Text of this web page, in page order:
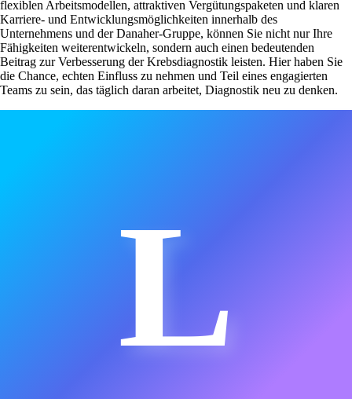
flexiblen Arbeitsmodellen, attraktiven Vergütungspaketen und klaren
Karriere- und Entwicklungsmöglichkeiten innerhalb des
Unternehmens und der Danaher-Gruppe, können Sie nicht nur Ihre
Fähigkeiten weiterentwickeln, sondern auch einen bedeutenden
Beitrag zur Verbesserung der Krebsdiagnostik leisten. Hier haben Sie
die Chance, echten Einfluss zu nehmen und Teil eines engagierten
Teams zu sein, das täglich daran arbeitet, Diagnostik neu zu denken.
L